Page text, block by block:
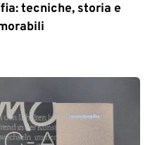
tecniche, storia e